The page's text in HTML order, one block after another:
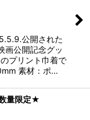
公開された
画公開記念グッ
プリント巾着で
素材：ポ…
量限定★